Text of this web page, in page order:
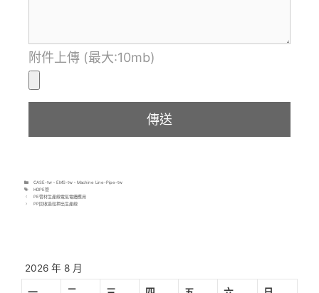
附件上傳 (最大:10mb)
CASE-tw、 EMS-tw、 Machine Line-Pipe-tw
HDPE管
PE管材生產線電氣電纜應用
PP回收造粒押出生產線
2026 年 8 月